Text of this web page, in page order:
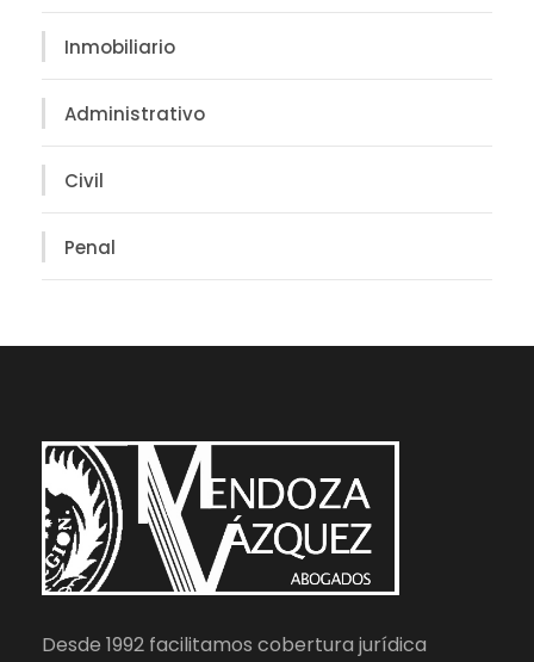
Inmobiliario
Administrativo
Civil
Penal
Desde 1992 facilitamos cobertura jurídica